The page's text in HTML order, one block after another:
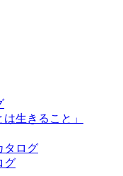
生きること」
タログ
グ